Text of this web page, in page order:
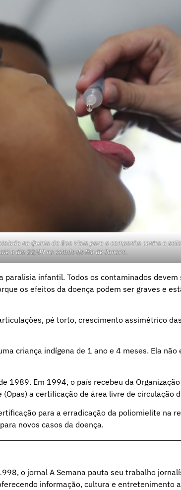
na Quinta da Boa Vista para a campanha contra a
o dia 22/09 no estado do Rio de Janeiro.
infantil. Todos os contaminados devem
os efeitos da doença podem ser graves e
pé torto, crescimento assimétrico
criança indígena de 1 ano e 4 meses. Ela
1989. Em 1994, o país recebeu da
(Opas) a certificação de área livre de circulação
para a erradicação da poliomielite na
novos casos da doença.
o jornal A Semana pauta seu trabalho
informação, cultura e entretenimento